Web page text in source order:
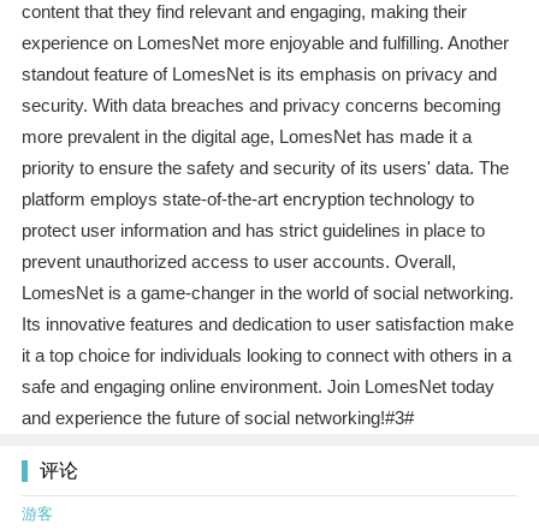
content that they find relevant and engaging, making their
experience on LomesNet more enjoyable and fulfilling. Another
standout feature of LomesNet is its emphasis on privacy and
security. With data breaches and privacy concerns becoming
more prevalent in the digital age, LomesNet has made it a
priority to ensure the safety and security of its users' data. The
platform employs state-of-the-art encryption technology to
protect user information and has strict guidelines in place to
prevent unauthorized access to user accounts. Overall,
LomesNet is a game-changer in the world of social networking.
Its innovative features and dedication to user satisfaction make
it a top choice for individuals looking to connect with others in a
safe and engaging online environment. Join LomesNet today
and experience the future of social networking!#3#
评论
游客